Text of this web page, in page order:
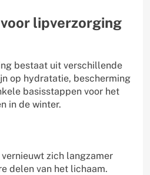
lipverzorging
bestaat uit verschillende
op hydratatie, bescherming
basisstappen voor het
in de winter.
zich langzamer
delen van het lichaam.